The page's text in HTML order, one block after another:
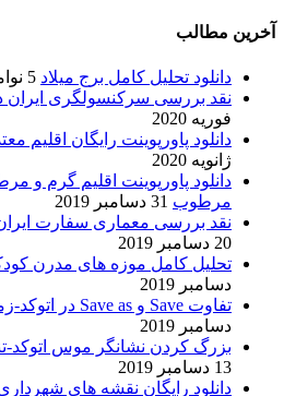
آخرین مطالب
دانلود تحلیل کامل برج میلاد 5 نوامبر 2025
نقد بررسی سرکنسولگری
فوریه 2020
دانلود پاورپوینت رایگان
ژانویه 2020
دانلود پاورپوینت اقلیم گرم و
مرطوب 31 دسامبر 2019
نقد بررسی معماری سفارت ایران
20 دسامبر 2019
تحلیل کامل موزه های مدرن
دسامبر 2019
تفاوت Save و Save as در اتوکد-زمان autocad Save as
دسامبر 2019
بزرگ کردن نشانگر موس اتوکد-
13 دسامبر 2019
دانلود رایگان نقشه های